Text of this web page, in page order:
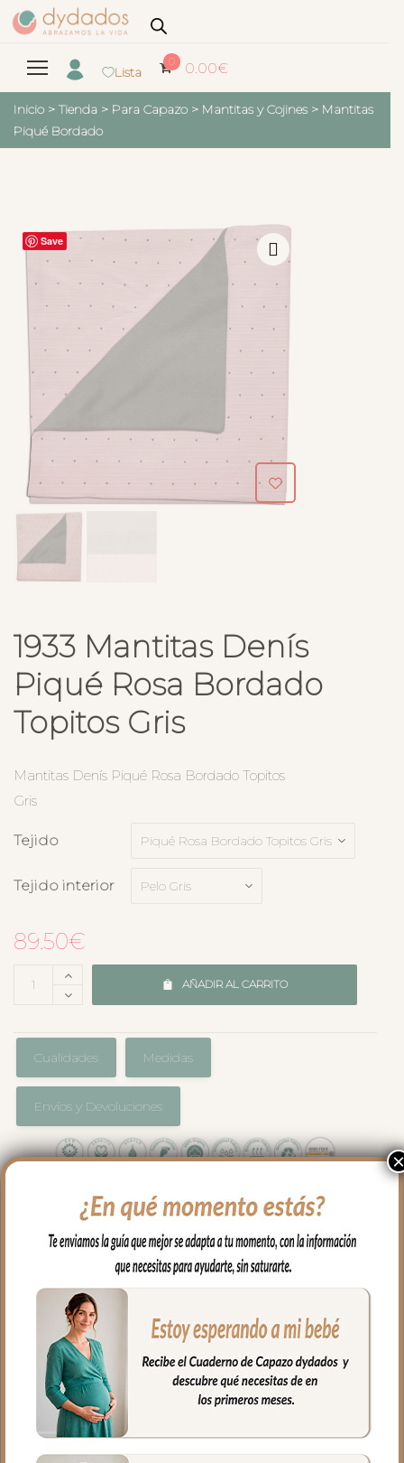
Lista
0 0.00€
Inicio > Tienda > Para Capazo > Mantitas y Cojines > Mantitas
Piqué Bordado
Save
1933 Mantitas Denís
Piqué Rosa Bordado
Topitos Gris
Mantitas Denís Piqué Rosa Bordado Topitos
Gris
Tejido
Tejido interior
89.50€
AÑADIR AL CARRITO
Cualidades Medidas
Envíos y Devoluciones
El complemento ideal para llevar a
nuestro bebe en brazos, para usar en el
capazo o en la cuna.
Por un lado, en tejido piqué bordado; un
piqué de algodón y por el otro puedes
elegir en piqué de algodón o en pelo corto
liso.
Puedes lavar a mano o en lavadora,
siempre agua fría, jabones no abrasivos y
×